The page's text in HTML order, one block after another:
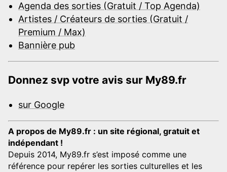
Agenda des sorties (Gratuit / Top Agenda)
Artistes / Créateurs de sorties (Gratuit /
Premium / Max)
Bannière pub
Donnez svp votre avis sur My89.fr
sur Google
A propos de My89.fr : un site régional, gratuit et
indépendant !
Depuis 2014, My89.fr s’est imposé comme une
référence pour repérer les sorties culturelles et les